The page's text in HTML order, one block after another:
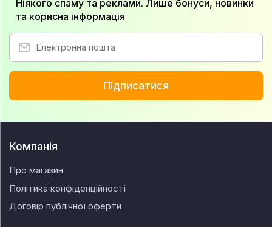
Ніякого спаму та реклами. Лише бонуси, новинки
та корисна інформація
Підписатися
Компанія
Про магазин
Політика конфіденційності
Договір публічної оферти